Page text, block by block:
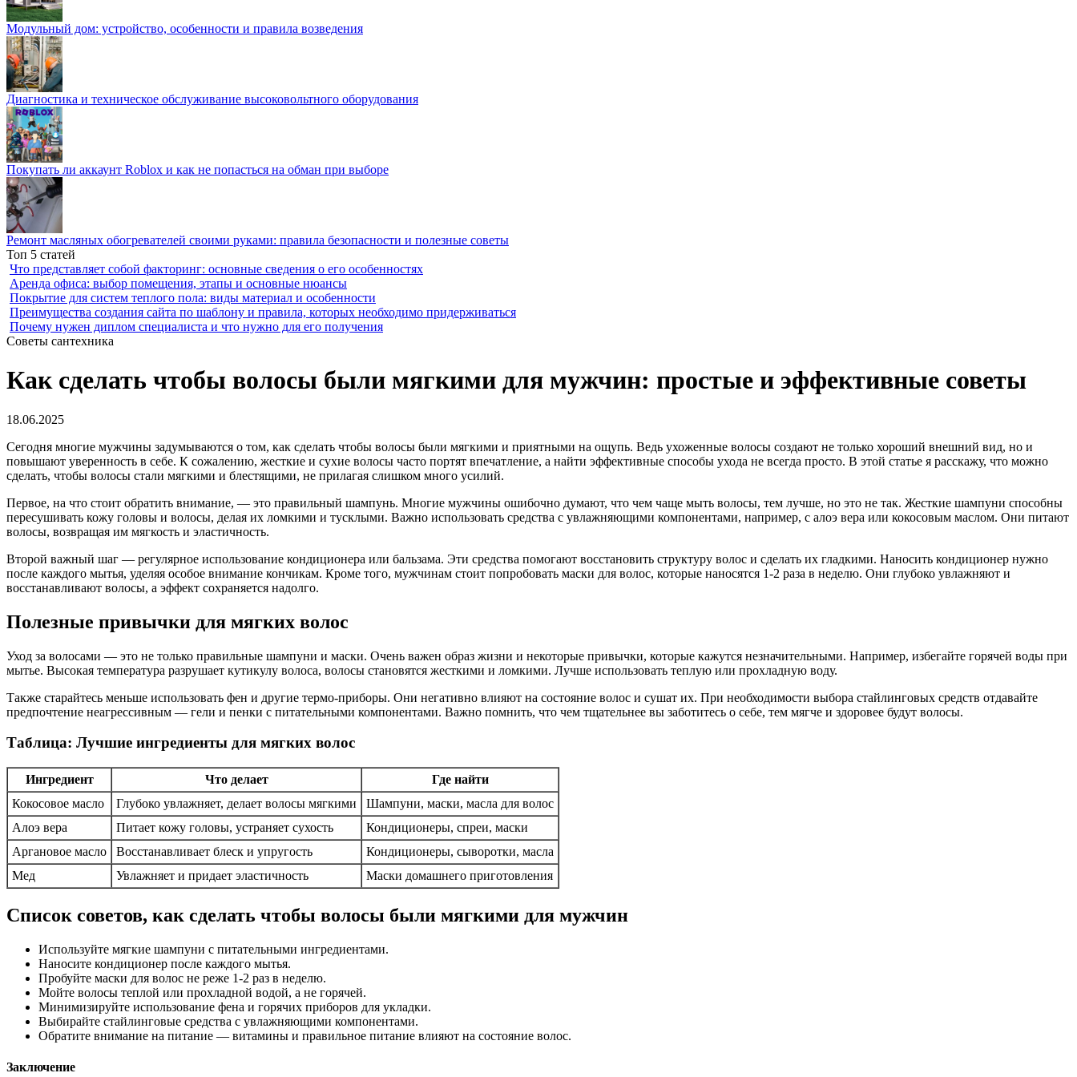
Модульный дом: устройство, особенности и правила возведения
Диагностика и техническое обслуживание высоковольтного оборудования
Покупать ли аккаунт Roblox и как не попасться на обман при выборе
Ремонт масляных обогревателей своими руками: правила безопасности и полезные советы
Топ 5 статей
Что представляет собой факторинг: основные сведения о его особенностях
Аренда офиса: выбор помещения, этапы и основные нюансы
Покрытие для систем теплого пола: виды материал и особенности
Преимущества создания сайта по шаблону и правила, которых необходимо придерживаться
Почему нужен диплом специалиста и что нужно для его получения
Советы сантехника
Как сделать чтобы волосы были мягкими для мужчин: простые и эффективные советы
18.06.2025
Сегодня многие мужчины задумываются о том, как сделать чтобы волосы были мягкими и приятными на ощупь. Ведь ухоженные волосы создают не только хороший внешний вид, но и
повышают уверенность в себе. К сожалению, жесткие и сухие волосы часто портят впечатление, а найти эффективные способы ухода не всегда просто. В этой статье я расскажу, что можно
сделать, чтобы волосы стали мягкими и блестящими, не прилагая слишком много усилий.
Первое, на что стоит обратить внимание, — это правильный шампунь. Многие мужчины ошибочно думают, что чем чаще мыть волосы, тем лучше, но это не так. Жесткие шампуни способны
пересушивать кожу головы и волосы, делая их ломкими и тусклыми. Важно использовать средства с увлажняющими компонентами, например, с алоэ вера или кокосовым маслом. Они питают
волосы, возвращая им мягкость и эластичность.
Второй важный шаг — регулярное использование кондиционера или бальзама. Эти средства помогают восстановить структуру волос и сделать их гладкими. Наносить кондиционер нужно
после каждого мытья, уделяя особое внимание кончикам. Кроме того, мужчинам стоит попробовать маски для волос, которые наносятся 1-2 раза в неделю. Они глубоко увлажняют и
восстанавливают волосы, а эффект сохраняется надолго.
Полезные привычки для мягких волос
Уход за волосами — это не только правильные шампуни и маски. Очень важен образ жизни и некоторые привычки, которые кажутся незначительными. Например, избегайте горячей воды при
мытье. Высокая температура разрушает кутикулу волоса, волосы становятся жесткими и ломкими. Лучше использовать теплую или прохладную воду.
Также старайтесь меньше использовать фен и другие термо-приборы. Они негативно влияют на состояние волос и сушат их. При необходимости выбора стайлинговых средств отдавайте
предпочтение неагрессивным — гели и пенки с питательными компонентами. Важно помнить, что чем тщательнее вы заботитесь о себе, тем мягче и здоровее будут волосы.
Таблица: Лучшие ингредиенты для мягких волос
Ингредиент Что делает
Где найти
Кокосовое масло
Глубоко увлажняет, делает волосы мягкими
Шампуни, маски, масла для волос
Алоэ вера
Питает кожу головы, устраняет сухость
Кондиционеры, спреи, маски
Аргановое масло
Восстанавливает блеск и упругость
Кондиционеры, сыворотки, масла
Мед
Увлажняет и придает эластичность Маски домашнего приготовления
Список советов, как сделать чтобы волосы были мягкими для мужчин
Используйте мягкие шампуни с питательными ингредиентами.
Наносите кондиционер после каждого мытья.
Пробуйте маски для волос не реже 1-2 раз в неделю.
Мойте волосы теплой или прохладной водой, а не горячей.
Минимизируйте использование фена и горячих приборов для укладки.
Выбирайте стайлинговые средства с увлажняющими компонентами.
Обратите внимание на питание — витамины и правильное питание влияют на состояние волос.
Заключение